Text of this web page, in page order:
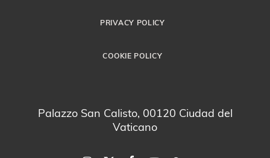
PRIVACY POLICY
COOKIE POLICY
Palazzo San Calisto, 00120 Ciudad del
Vaticano